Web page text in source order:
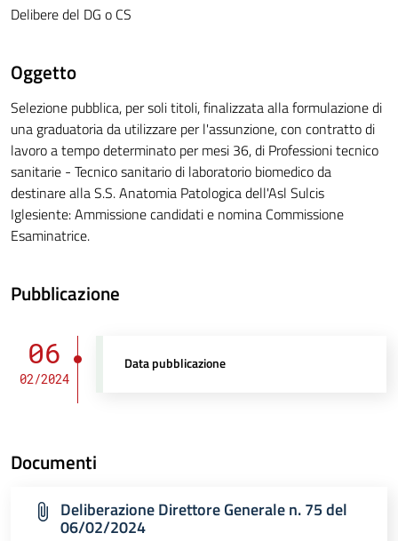
Delibere del DG o CS
Oggetto
Selezione pubblica, per soli titoli, finalizzata alla formulazione di
una graduatoria da utilizzare per l'assunzione, con contratto di
lavoro a tempo determinato per mesi 36, di Professioni tecnico
sanitarie - Tecnico sanitario di laboratorio biomedico da
destinare alla S.S. Anatomia Patologica dell'Asl Sulcis
Iglesiente: Ammissione candidati e nomina Commissione
Esaminatrice.
Pubblicazione
06
02/2024
Data pubblicazione
Documenti
Deliberazione Direttore Generale n. 75 del
06/02/2024